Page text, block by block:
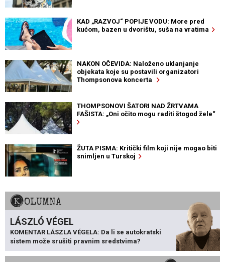
KAD „RAZVOJ“ POPIJE VODU: More pred
kućom, bazen u dvorištu, suša na vratima
NAKON OČEVIDA: Naloženo uklanjanje
objekata koje su postavili organizatori
Thompsonova koncerta
THOMPSONOVI ŠATORI NAD ŽRTVAMA
FAŠISTA: „Oni očito mogu raditi štogod žele“
ŽUTA PISMA: Kritički film koji nije mogao biti
snimljen u Turskoj
KOLUMNA
LÁSZLÓ VÉGEL
KOMENTAR LÁSZLA VÉGELA: Da li se autokratski
sistem može srušiti pravnim sredstvima?